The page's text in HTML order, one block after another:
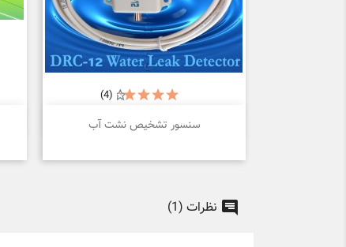
سنسور تشخیص نشت آب
(4)
 نمایش سریع
نظرات (1)